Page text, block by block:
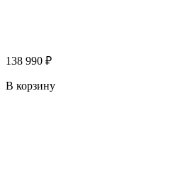
138 990 ₽
В корзину